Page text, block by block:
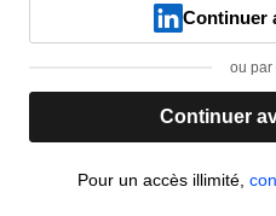
Continuer
ou par
Continuer
Pour un accès illimité,